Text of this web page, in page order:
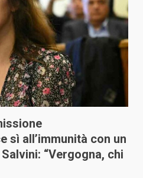
sì all’immunità con un
“Vergogna, chi